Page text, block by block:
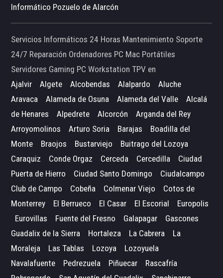
Informático Pozuelo de Alarcón
Servicios Informáticos 24 Horas Mantenimiento Soporte
24/7 Reparación Ordenadores PC Mac Portátiles
Servidores Gaming PC Workstation TPV en
Ajalvir
Algete Alcobendas Alalpardo
Aluche
Aravaca
Alameda de Osuna Alameda del Valle
Alcalá
de Henares
Alpedrete Alcorcón
Arganda del Rey
Arroyomolinos
Arturo Soria Barajas
Boadilla del
Monte
Braojos Bustarviejo
Buitrago del Lozoya
Caraquiz
Conde Orgaz Cerceda Cercedilla
Ciudad
Puerta de Hierro
Ciudad Santo Domingo
Ciudalcampo
Club de Campo
Cobeña Colmenar Viejo
Cotos de
Monterrey
El Berrueco El Casar El Escorial
Europolis
Eurovillas
Fuente del Fresno Galapagar
Gascones
Guadalix de la Sierra
Hortaleza La Cabrera
La
Moraleja
Las Tablas Lozoya
Lozoyuela
Navalafuente
Pedrezuela Piñuecar
Rascafría